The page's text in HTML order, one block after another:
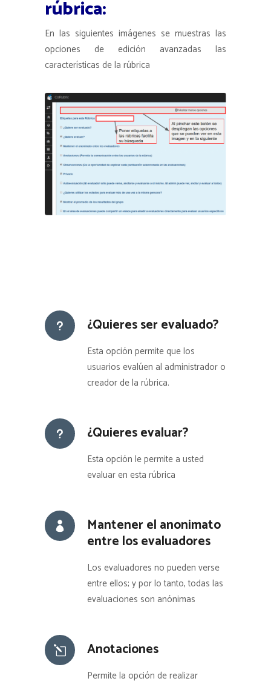
rúbrica:
En las siguientes imágenes se muestras las
opciones de edición avanzadas las
características de la rúbrica
¿Quieres ser evaluado?
Esta opción permite que los
usuarios evalúen al administrador o
creador de la rúbrica.
¿Quieres evaluar?
Esta opción le permite a usted
evaluar en esta rúbrica
Mantener el anonimato
entre los evaluadores
Los evaluadores no pueden verse
entre ellos; y por lo tanto, todas las
evaluaciones son anónimas
Anotaciones
Permite la opción de realizar